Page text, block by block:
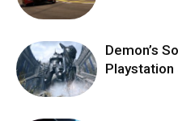
Demon’s
Playstation